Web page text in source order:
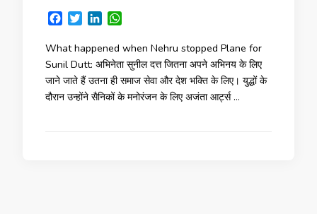
Facebook
TwitterLinkedIn
What happened when Nehru stopped Plane for
Sunil Dutt: अभिनेता सुनील दत्त जितना अपने अभिनय के लिए
जाने जाते हैं उतना ही समाज सेवा और देश भक्ति के लिए। युद्धों के
दौरान उन्होंने सैनिकों के मनोरंजन के लिए अजंता आर्ट्स …